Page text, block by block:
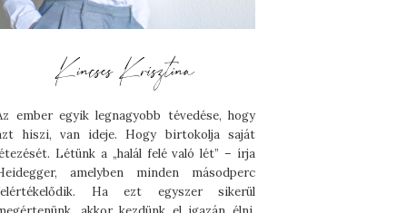
ember egyik legnagyobb tévedése, hogy
hiszi, van ideje. Hogy birtokolja saját
Létünk a „halál felé való lét” – írja
amelyben minden másodperc
Ha ezt egyszer sikerül